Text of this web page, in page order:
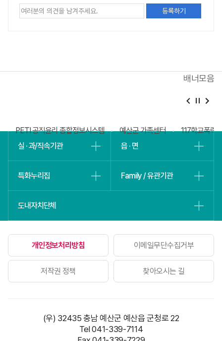
배너모음
PETI 공직윤리 종합정보시스템 예산군 가족센터
117학교폭력
실 · 과/직속기관
읍 · 면
특화누리집 Family / 유관기관
도내자치단체
개인정보처리방침 이메일무단수집거부
저작권 정책 찾아오시는 길
(우) 32435 충남 예산군 예산읍 군청로 22
Tel 041-339-7114